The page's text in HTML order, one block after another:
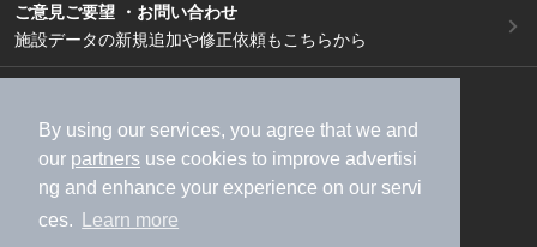
By using our services, you agree that we and
our partners use cookies to improve advertisi
ng and enhance your experience on our servi
ces.
Learn more
ご意見ご要望 ・お問い合わせ
施設データの新規追加や修正依頼もこちらから
加盟店募集（資料請求）
広告出稿のご案内
利用規約
ライフスタイルMEMBERS+規約
特定商取引法に基づく表記
ヘルプ
採用情報
運営会社